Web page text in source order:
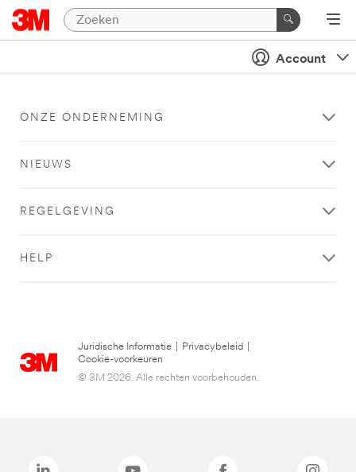
Account
ONZE ONDERNEMING
NIEUWS
REGELGEVING
HELP
Juridische Informatie Privacybeleid
Cookie-voorkeuren
© 3M 2026. Alle rechten voorbehouden.